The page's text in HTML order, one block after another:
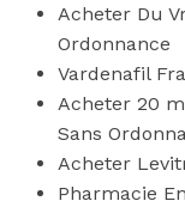
Acheter Du
Ordonnance
Vardenafil
Acheter 20
Sans
Acheter
Pharmacie